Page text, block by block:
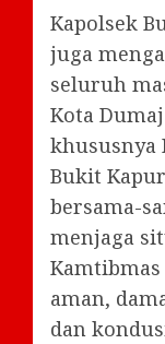
Kapolsek
juga
seluruh
Kota Dumaj
khususnya
Bukit
bersama-
menjaga
Kamtibmas
aman,
dan